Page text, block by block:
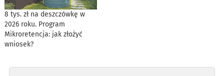
8 tys. zł na deszczówkę w
2026 roku. Program
Mikroretencja: jak złożyć
wniosek?